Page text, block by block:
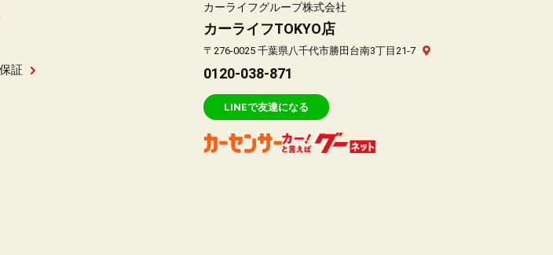
証
カーライフグループ株式会社
カーライフTOKYO店
〒276-0025 千葉県八千代市勝田台南3丁目21-7
0120-038-871
LINEで友達になる